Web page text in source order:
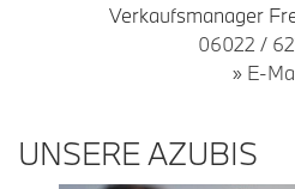
Verkaufsmanager
06022 /
» E-
UNSERE AZUBIS